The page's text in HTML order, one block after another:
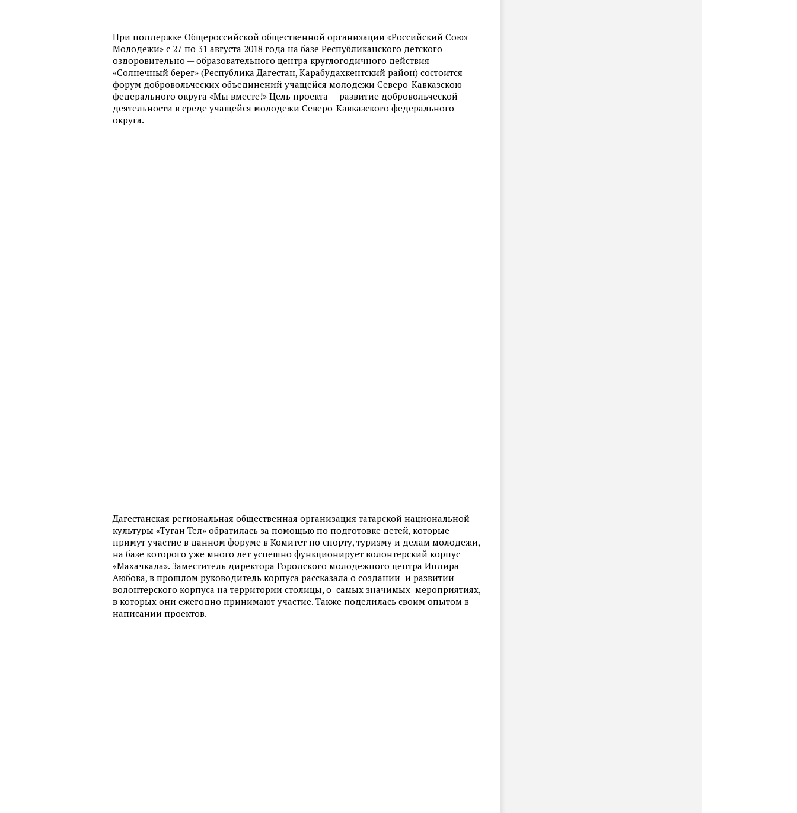
При поддержке Общероссийской общественной организации «Российский Союз
Молодежи» с 27 по 31 августа 2018 года на базе Республиканского детского
оздоровительно — образовательного центра круглогодичного действия
«Солнечный берег» (Республика Дагестан, Карабудахкентский район) состоится
форум добровольческих объединений учащейся молодежи Северо-Кавказскою
федерального округа «Мы вместе!» Цель проекта — развитие добровольческой
деятельности в среде учащейся молодежи Северо-Кавказского федерального
округа.
Дагестанская региональная общественная организация татарской национальной
культуры «Туган Тел» обратилась за помощью по подготовке детей, которые
примут участие в данном форуме в Комитет по спорту, туризму и делам молодежи,
на базе которого уже много лет успешно функционирует волонтерский корпус
«Махачкала». Заместитель директора Городского молодежного центра Индира
Аюбова, в прошлом руководитель корпуса рассказала о создании и развитии
волонтерского корпуса на территории столицы, о самых значимых мероприятиях,
в которых они ежегодно принимают участие. Также поделилась своим опытом в
написании проектов.